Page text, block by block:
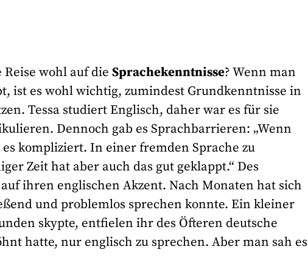
Reise wohl auf dieSprachekenntnisse? Wenn man
ist es wohl wichtig, zumindest Grundkenntnisse in
Tessa studiert Englisch, daher war es für sie
Dennoch gab es Sprachbarrieren: „Wenn
kompliziert. In einer fremden Sprache zu
Zeit hat aber auch das gut geklappt.“ Des
ihren englischen Akzent. Nach Monaten hat sich
und problemlos sprechen konnte. Ein kleiner
skypte, entfielen ihr des Öfteren deutsche
hatte, nur englisch zu sprechen. Aber man sah es